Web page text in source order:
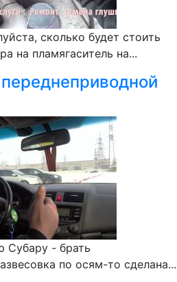
сколько будет стоить
на пламягаситель на...
Субару - брать
по осям-то сделана...